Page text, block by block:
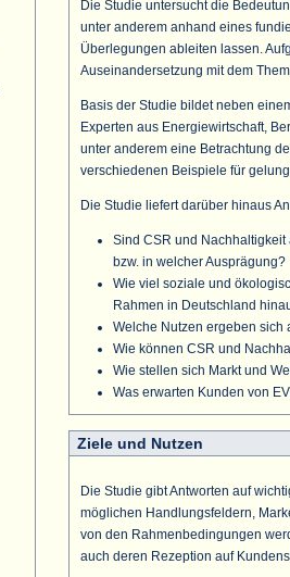
Die Studie untersucht die
unter anderem anhand eines
Überlegungen ableiten lassen.
Auseinandersetzung mit dem
Basis der Studie bildet neben
Experten aus Energiewirtschaft,
unter anderem eine Betrachtung
verschiedenen Beispiele für
Die Studie liefert darüber hinaus
Sind CSR und
bzw. in welcher Ausprägung?
Wie viel soziale und
Rahmen in Deutschland
Welche Nutzen ergeben sich
Wie können CSR und
Wie stellen sich Markt und
Was erwarten Kunden von
Ziele und Nutzen
Die Studie gibt Antworten auf
möglichen Handlungsfeldern,
von den Rahmenbedingungen
auch deren Rezeption auf